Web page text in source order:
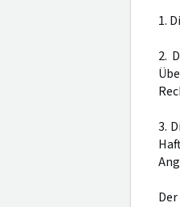
1.
2.
3.